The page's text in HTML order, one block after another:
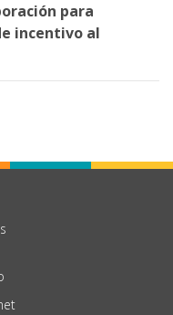
para
incentivo al